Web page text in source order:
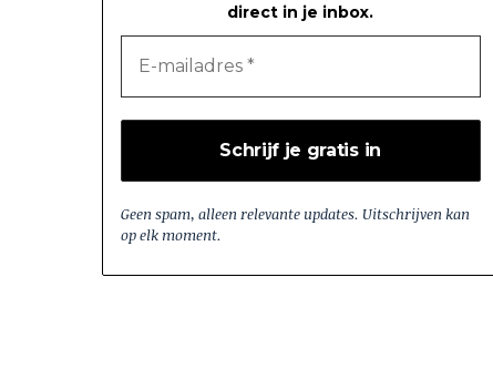
direct in je inbox.
Geen spam, alleen relevante updates. Uitschrijven kan
op elk moment.